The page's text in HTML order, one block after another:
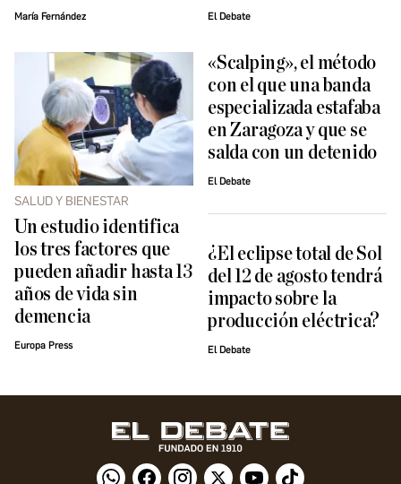
María Fernández El Debate
SALUD Y BIENESTAR
Un estudio identifica
los tres factores que
pueden añadir hasta 13
años de vida sin
demencia
Europa Press
«Scalping», el método
con el que una banda
especializada estafaba
en Zaragoza y que se
salda con un detenido
El Debate
¿El eclipse total de Sol
del 12 de agosto tendrá
impacto sobre la
producción eléctrica?
El Debate